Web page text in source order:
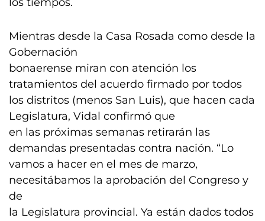
Mientras desde la Casa Rosada como desde la
Gobernación
bonaerense miran con atención los
tratamientos del acuerdo firmado por todos
los distritos (menos San Luis), que hacen cada
Legislatura, Vidal confirmó que
en las próximas semanas retirarán las
demandas presentadas contra nación. “Lo
vamos a hacer en el mes de marzo,
necesitábamos la aprobación del Congreso y
de
la Legislatura provincial. Ya están dados todos